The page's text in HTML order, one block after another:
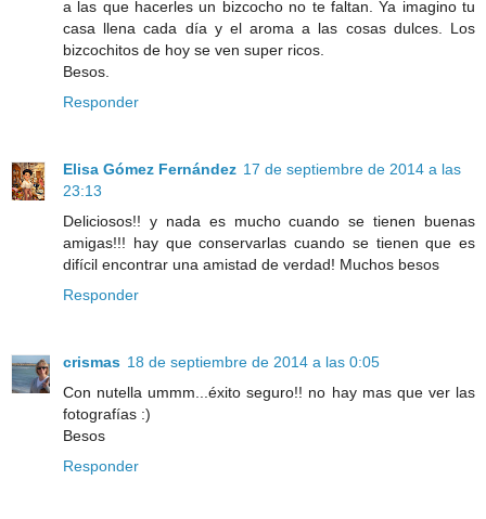
a las que hacerles un bizcocho no te faltan. Ya imagino tu
casa llena cada día y el aroma a las cosas dulces. Los
bizcochitos de hoy se ven super ricos.
Besos.
Responder
Elisa Gómez Fernández 17 de septiembre de 2014 a las
23:13
Deliciosos!! y nada es mucho cuando se tienen buenas
amigas!!! hay que conservarlas cuando se tienen que es
difícil encontrar una amistad de verdad! Muchos besos
Responder
crismas 18 de septiembre de 2014 a las 0:05
Con nutella ummm...éxito seguro!! no hay mas que ver las
fotografías :)
Besos
Responder